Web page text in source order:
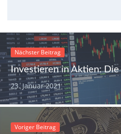
Nächster Beitrag
23. Januar 2021
Voriger Beitrag